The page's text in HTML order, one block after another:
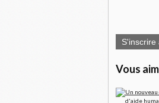
S'inscrire
Vous